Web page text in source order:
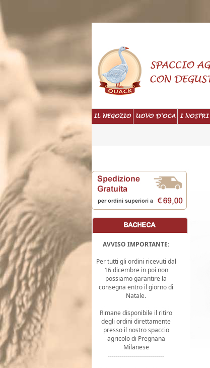
IL NEGOZIO UOVO D'OCA I
AVVISO IMPORTANTE:
Per tutti gli ordini ricevuti dal
16 dicembre in poi non
possiamo garantire la
consegna entro il giorno di
Natale.
Rimane disponibile il ritiro
degli ordini direttamente
presso il nostro spaccio
agricolo di Pregnana
Milanese
----------------------------